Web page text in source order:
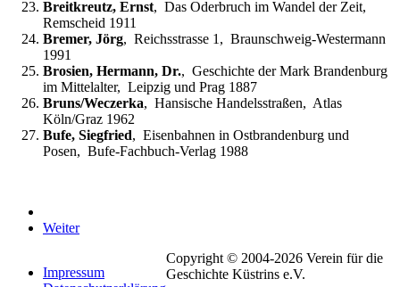
Breitkreutz, Ernst, Das Oderbruch im Wandel der Zeit,
Remscheid 1911
Bremer, Jörg, Reichsstrasse 1, Braunschweig-Westermann
1991
Brosien, Hermann, Dr., Geschichte der Mark Brandenburg
im Mittelalter, Leipzig und Prag 1887
Bruns/Weczerka, Hansische Handelsstraßen, Atlas
Köln/Graz 1962
Bufe, Siegfried, Eisenbahnen in Ostbrandenburg und
Posen, Bufe-Fachbuch-Verlag 1988
Weiter
Impressum
Copyright © 2004-2026 Verein für die
Geschichte Küstrins e.V.